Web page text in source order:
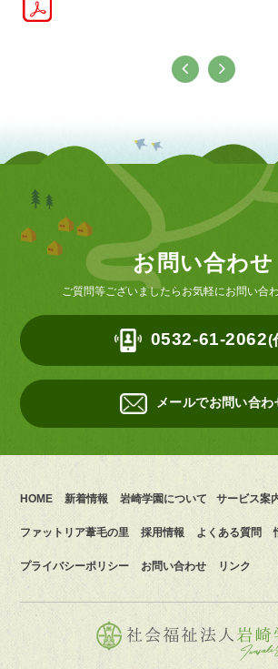
お問い合わせ
ご質問等ございましたらお気軽にお問い合
0532-61-2062(
メールでお問い合わ
HOME 新着情報 岩崎学園について サービス案
ファットリア葦毛の里 採用情報 よくある質問
プライバシーポリシー お問い合わせ リンク